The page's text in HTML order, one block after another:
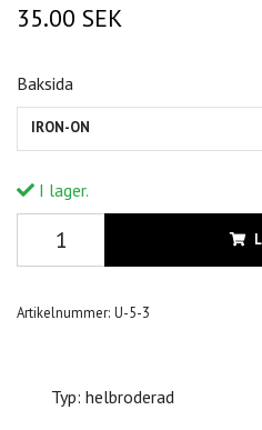
35.00 SEK
Baksida
IRON-ON
I lager.
Artikelnummer: U-5-3
Typ: helbroderad